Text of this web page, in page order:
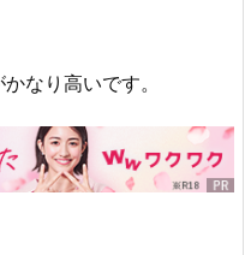
なり高いです。